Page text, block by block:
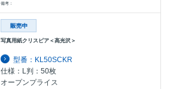
備考：
写真用紙クリスピア＜高光沢＞
型番：KL50SCKR
仕様：L判：50枚
オープンプライス